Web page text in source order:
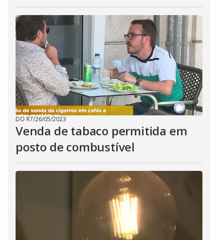
DO R7/26/05/2023
Venda de tabaco permitida em
posto de combustível